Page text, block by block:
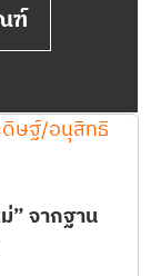
ฑ์
ดิษฐ์/อนุสิทธิ
” จากฐาน